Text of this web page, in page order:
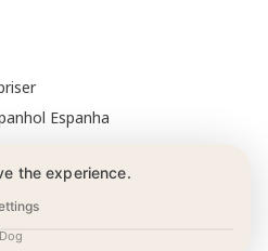
Espanha
the experience.